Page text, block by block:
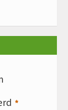
*